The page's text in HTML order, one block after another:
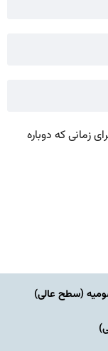
زمانی که دوباره
(سطح عالی)